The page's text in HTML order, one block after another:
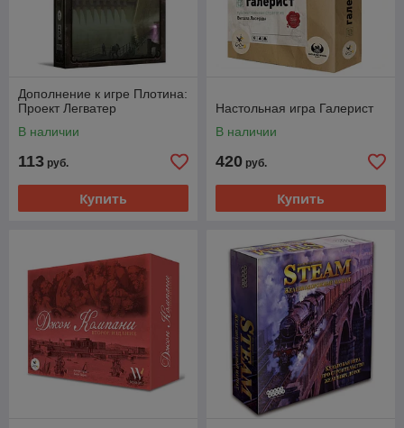
Дополнение к игре Плотина:
Проект Легватер
В наличии
113 руб.
Купить
Настольная игра Галерист
В наличии
420 руб.
Купить